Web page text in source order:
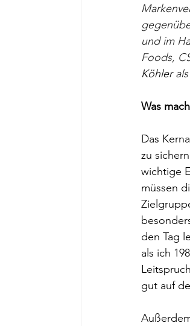
und im
Foods,
Köhler als
Was
Das
zu
wichtige
müssen
den Tag
als ich
gut auf